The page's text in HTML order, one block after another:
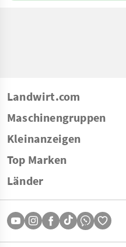
Landwirt.com
Maschinengruppen
Kleinanzeigen
Top Marken
Länder